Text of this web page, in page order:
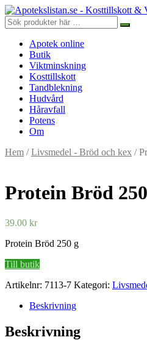
Apotek online
Butik
Viktminskning
Kosttillskott
Tandblekning
Hudvård
Håravfall
Potens
Om
Hem /Livsmedel - Bröd och kex /
Protein Bröd
39.00 kr
Protein Bröd 250 g
Till butik
Artikelnr: 7113-7 Kategori:
Beskrivning
Beskrivning